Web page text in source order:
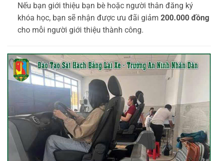
Nếu bạn giới thiệu bạn bè hoặc người thân đăng ký
khóa học, bạn sẽ nhận được ưu đãi giảm 200.000 đồng
cho mỗi người giới thiệu thành công.